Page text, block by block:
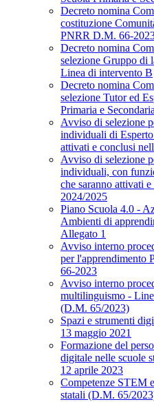
Decreto nomina
costituzione
PNRR D.M. 66-
Decreto nomina
selezione Gruppo di
Linea di intervento B
Decreto nomina
selezione Tutor ed
Primaria e
Avviso di selezione
individuali di
attivati e conclusi
Avviso di selezione
individuali, con
che saranno attivati
2024/2025
Piano Scuola 4.0 -
Ambienti di
Allegato 1
Avviso interno
per l'apprendimento
66-2023
Avviso interno
multilinguismo -
(D.M. 65/2023)
Spazi e strumenti
13 maggio 2021
Formazione del
digitale nelle scuole
12 aprile 2023
Competenze STEM
statali (D.M. 65/